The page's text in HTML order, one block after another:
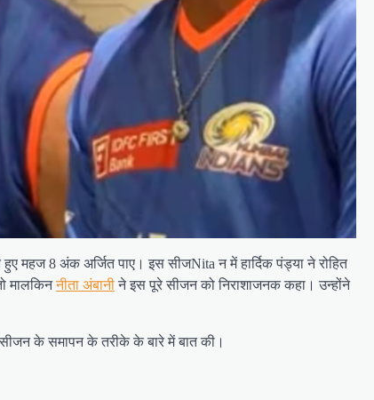
महज 8 अंक अर्जित पाए। इस सीजNita न में हार्दिक पंड्या ने रोहित
मालकिननीता अंबानीने इस पूरे सीजन को निराशाजनक कहा। उन्होंने
के समापन के तरीके के बारे में बात की।